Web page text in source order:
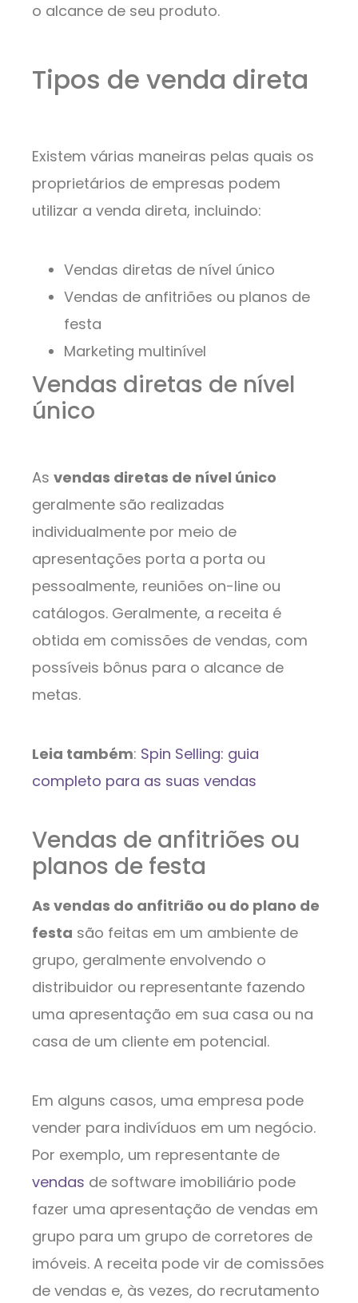
o alcance de seu produto.
Tipos de venda direta
Existem várias maneiras pelas quais os
proprietários de empresas podem
utilizar a venda direta, incluindo:
Vendas diretas de nível único
Vendas de anfitriões ou planos de
festa
Marketing multinível
Vendas diretas de nível
único
As vendas diretas de nível único
geralmente são realizadas
individualmente por meio de
apresentações porta a porta ou
pessoalmente, reuniões on-line ou
catálogos. Geralmente, a receita é
obtida em comissões de vendas, com
possíveis bônus para o alcance de
metas.
Leia também: Spin Selling: guia
completo para as suas vendas
Vendas de anfitriões ou
planos de festa
As vendas do anfitrião ou do plano de
festa são feitas em um ambiente de
grupo, geralmente envolvendo o
distribuidor ou representante fazendo
uma apresentação em sua casa ou na
casa de um cliente em potencial.
Em alguns casos, uma empresa pode
vender para indivíduos em um negócio.
Por exemplo, um representante de
vendas de software imobiliário pode
fazer uma apresentação de vendas em
grupo para um grupo de corretores de
imóveis. A receita pode vir de comissões
de vendas e, às vezes, do recrutamento